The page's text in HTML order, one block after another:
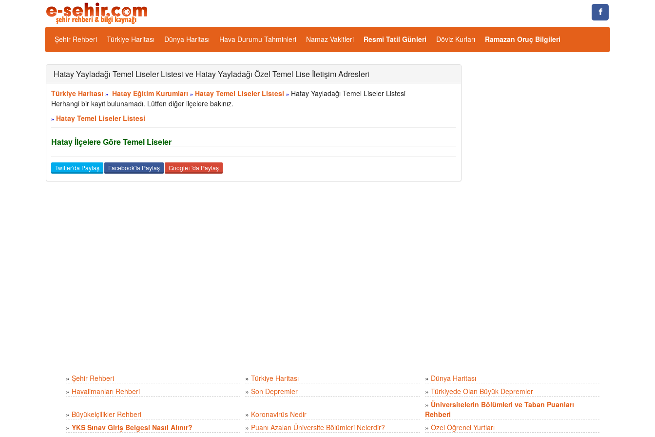
Şehir Rehberi Türkiye Haritası Dünya Haritası Hava Durumu Tahminleri Namaz Vakitleri Resmi Tatil Günleri Döviz Kurları Ramazan Oruç Bilgileri
Hatay Yayladağı Temel Liseler Listesi ve Hatay Yayladağı Özel Temel Lise İletişim Adresleri
Türkiye Haritası » Hatay Eğitim Kurumları » Hatay Temel Liseler Listesi » Hatay Yayladağı Temel Liseler Listesi
Herhangi bir kayıt bulunamadı. Lütfen diğer ilçelere bakınız.
» Hatay Temel Liseler Listesi
Hatay İlçelere Göre Temel Liseler
Twitter'da Paylaş Facebook'ta Paylaş Google+'da Paylaş
» Şehir Rehberi » Türkiye Haritası » Dünya Haritası
» Havalimanları Rehberi » Son Depremler » Türkiyede Olan Büyük Depremler
» Büyükelçilikler Rehberi » Koronavirüs Nedir
» Üniversitelerin Bölümleri ve Taban Puanları
Rehberi
» YKS Sınav Giriş Belgesi Nasıl Alınır? » Puanı Azalan Üniversite Bölümleri Nelerdir? » Özel Öğrenci Yurtları